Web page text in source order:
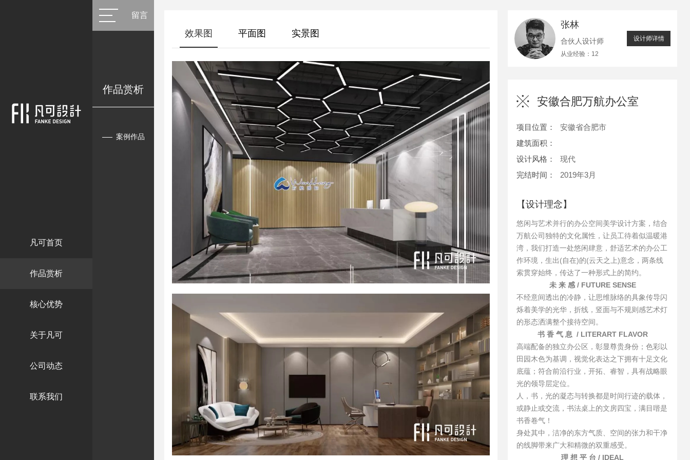
凡可首页
作品赏析
核心优势
关于凡可
公司动态
联系我们
留言
作品赏析
案例作品
填写您要留言的信息
效果图 平面图 实景图
张林
合伙人设计师
从业经验：12
设计师详情
安徽合肥万航办公室
项目位置：
安徽省合肥市
建筑面积：
设计风格：
现代
完结时间：
2019年3月
【设计理念】
悠闲与艺术并行的办公空间美学设计方案，结合
万航公司独特的文化属性，让员工待着似温暖港
湾，我们打造一处悠闲肆意，舒适艺术的办公工
作环境，生出(自在)的(云天之上)意念，两条线
索贯穿始终，传达了一种形式上的简约。
未 来 感 / FUTURE SENSE
不经意间透出的冷静，让思维脉络的具象传导闪
烁着美学的光华，折线，竖面与不规则感艺术灯
的形态洒满整个接待空间。
书 香 气 息 / LITERART FLAVOR
高端配备的独立办公区，彰显尊贵身份；色彩以
田园木色为基调，视觉化表达之下拥有十足文化
底蕴；符合前沿行业，开拓、睿智，具有战略眼
光的领导层定位。
人，书，光的凝态与转换都是时间行迹的载体，
或静止或交流，书法桌上的文房四宝，满目喈是
书香卷气！
身处其中，洁净的东方气质、空间的张力和干净
的线脚带来广大和精微的双重感受。
理 想 平 台 / IDEAL